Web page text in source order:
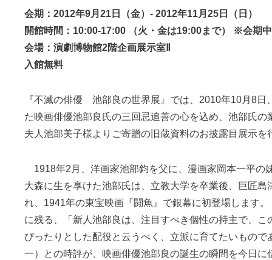
会期：2012年9月21日（金）- 2012年11月25日（日）
開館時間：10:00-17:00 （火・金は19:00まで） ※会期
会場：演劇博物館2階企画展示室Ⅱ
入館無料
『不滅の俳優 池部良の世界展』では、2010年10月8日
た映画俳優池部良氏の三回忌追善の心を込め、池部氏の
夫人池部美子様よりご寄贈の旧蔵資料のお披露目展示を
1918年2月、洋画家池部鈞を父に、漫画家岡本一平の
大森に生を享けた池部氏は、立教大学を卒業後、巨匠島
れ、1941年の東宝映画『闘魚』で銀幕に初登場します
に残る、「新人池部良は、注目すべき個性の持主で、こ
ぴったりとした配役と云うべく、立派に育てたいもので
一）との時評が、映画俳優池部良の誕生の瞬間を今日に